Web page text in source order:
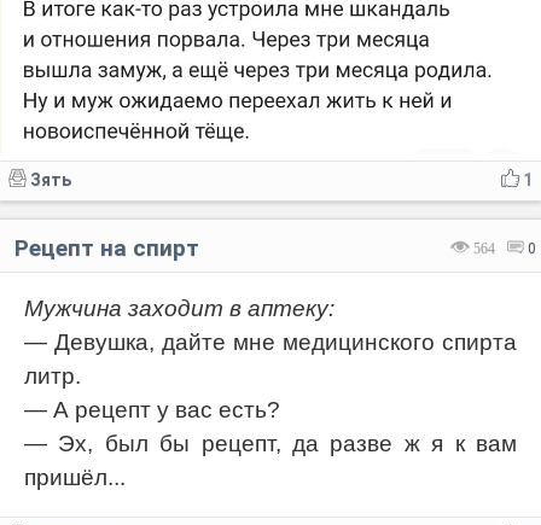
1
Зять
564 0
Рецепт на спирт
Мужчина заходит в аптеку:
— Девушка, дайте мне медицинского спирта
литр.
— А рецепт у вас есть?
— Эх, был бы рецепт, да разве ж я к вам
пришёл...